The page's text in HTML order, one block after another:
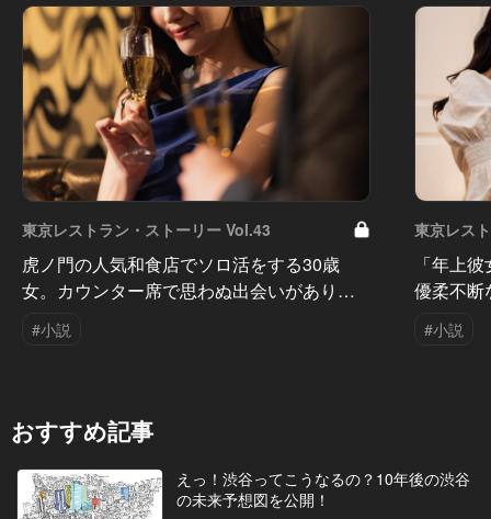
東京レストラン・ストーリー Vol.43
虎ノ門の人気和食店でソロ活をする30歳
女。カウンター席で思わぬ出会いがあり…
#小説
東京レス
「年上
優柔不断
#小説
おすすめ記事
えっ！渋谷ってこうなるの？10年後の渋谷
の未来予想図を公開！